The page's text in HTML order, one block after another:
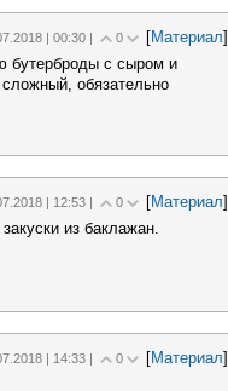
| 00:30 | 0 [Материал]
бутерброды с сыром и
обязательно
| 12:53 | 0 [Материал]
из баклажан.
| 14:33 | 0 [Материал]